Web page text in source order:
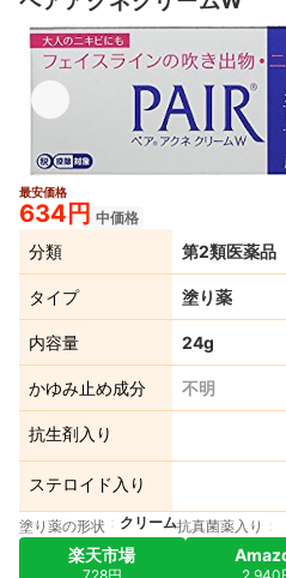
最安価格
634円 中価格
分類 第2類医薬品
タイプ 塗り薬
内容量 24g
かゆみ止め成分 不明
抗生剤入り
ステロイド入り
塗り薬の形状 クリーム抗真菌薬入り
楽天市場